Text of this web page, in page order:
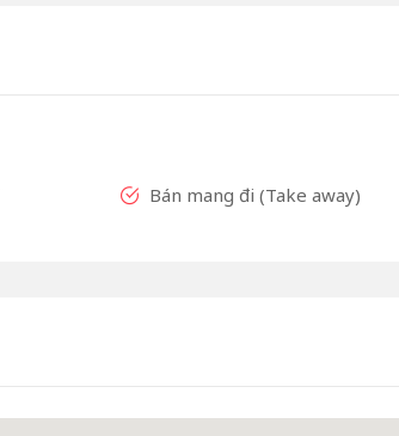
Bán mang đi (Take away)